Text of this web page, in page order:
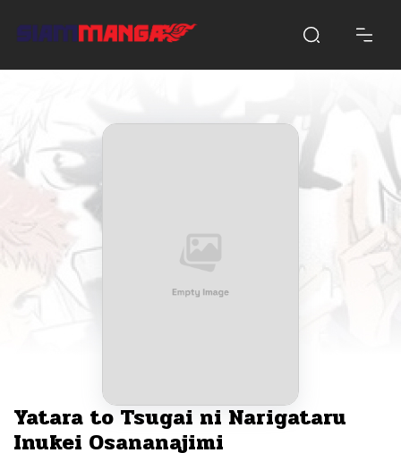
Yatara to Tsugai ni Narigataru
Inukei Osananajimi